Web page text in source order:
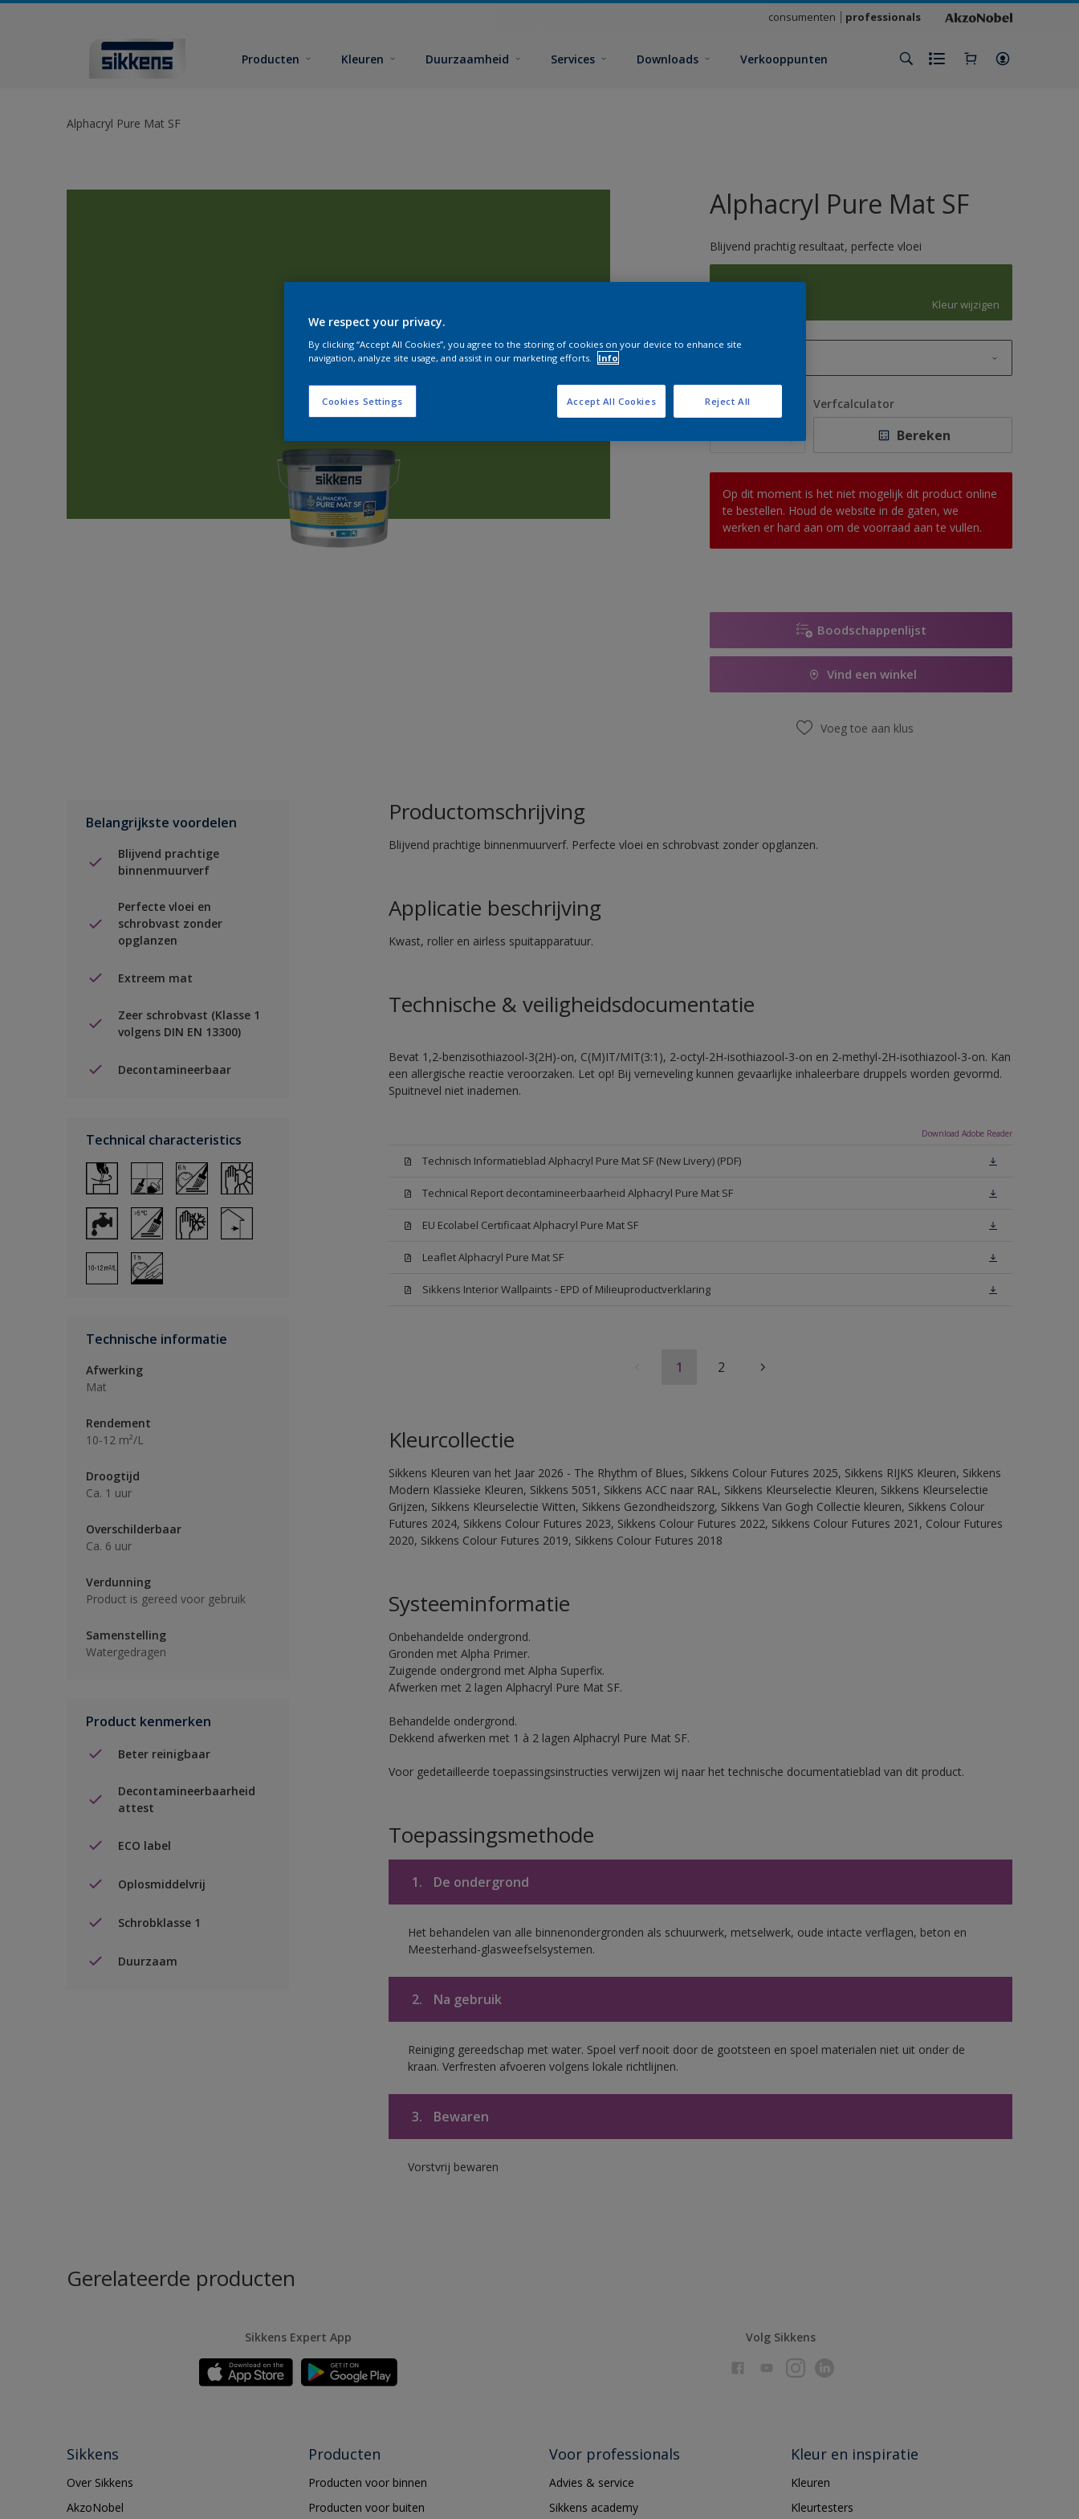
consumenten professionals
Producten Kleuren Duurzaamheid Services Downloads Verkooppunten
Alphacryl Pure Mat SF
Alphacryl Pure Mat SF
Blijvend prachtig resultaat, perfecte vloei
6017
Kleur wijzigen
1 L
2,5 L
10 L
Aantal Verfcalculator
Bereken
Op dit moment is het niet mogelijk dit product online
te bestellen. Houd de website in de gaten, we
werken er hard aan om de voorraad aan te vullen.
Boodschappenlijst
Vind een winkel
Voeg toe aan klus
Belangrijkste voordelen
Blijvend prachtige
binnenmuurverf
Perfecte vloei en
schrobvast zonder
opglanzen
Extreem mat
Zeer schrobvast (Klasse 1
volgens DIN EN 13300)
Decontamineerbaar
Technical characteristics
Technische informatie
Afwerking
Mat
Rendement
10-12 m²/L
Droogtijd
Ca. 1 uur
Overschilderbaar
Ca. 6 uur
Verdunning
Product is gereed voor gebruik
Samenstelling
Watergedragen
Product kenmerken
Beter reinigbaar
Decontamineerbaarheid
attest
ECO label
Oplosmiddelvrij
Schrobklasse 1
Duurzaam
Productomschrijving
Blijvend prachtige binnenmuurverf. Perfecte vloei en schrobvast zonder opglanzen.
Applicatie beschrijving
Kwast, roller en airless spuitapparatuur.
Technische & veiligheidsdocumentatie
Bevat 1,2-benzisothiazool-3(2H)-on, C(M)IT/MIT(3:1), 2-octyl-2H-isothiazool-3-on en 2-methyl-2H-isothiazool-3-on. Kan
een allergische reactie veroorzaken. Let op! Bij verneveling kunnen gevaarlijke inhaleerbare druppels worden gevormd.
Spuitnevel niet inademen.
Download Adobe Reader
Technisch Informatieblad Alphacryl Pure Mat SF (New Livery) (PDF)
Technical Report decontamineerbaarheid Alphacryl Pure Mat SF
EU Ecolabel Certificaat Alphacryl Pure Mat SF
Leaflet Alphacryl Pure Mat SF
Sikkens Interior Wallpaints - EPD of Milieuproductverklaring
1 2
Kleurcollectie
Sikkens Kleuren van het Jaar 2026 - The Rhythm of Blues, Sikkens Colour Futures 2025, Sikkens RIJKS Kleuren, Sikkens
Modern Klassieke Kleuren, Sikkens 5051, Sikkens ACC naar RAL, Sikkens Kleurselectie Kleuren, Sikkens Kleurselectie
Grijzen, Sikkens Kleurselectie Witten, Sikkens Gezondheidszorg, Sikkens Van Gogh Collectie kleuren, Sikkens Colour
Futures 2024, Sikkens Colour Futures 2023, Sikkens Colour Futures 2022, Sikkens Colour Futures 2021, Colour Futures
2020, Sikkens Colour Futures 2019, Sikkens Colour Futures 2018
Systeeminformatie
Onbehandelde ondergrond.
Gronden met Alpha Primer.
Zuigende ondergrond met Alpha Superfix.
Afwerken met 2 lagen Alphacryl Pure Mat SF.
Behandelde ondergrond.
Dekkend afwerken met 1 à 2 lagen Alphacryl Pure Mat SF.
Voor gedetailleerde toepassingsinstructies verwijzen wij naar het technische documentatieblad van dit product.
Toepassingsmethode
1. De ondergrond
Het behandelen van alle binnenondergronden als schuurwerk, metselwerk, oude intacte verflagen, beton en
Meesterhand-glasweefselsystemen.
2. Na gebruik
Reiniging gereedschap met water. Spoel verf nooit door de gootsteen en spoel materialen niet uit onder de
kraan. Verfresten afvoeren volgens lokale richtlijnen.
3. Bewaren
Vorstvrij bewaren
Gerelateerde producten
Sikkens Expert App Volg Sikkens
Sikkens
Over Sikkens
AkzoNobel
Producten
Producten voor binnen
Producten voor buiten
Voor professionals
Advies & service
Sikkens academy
Kleur en inspiratie
Kleuren
Kleurtesters
We respect your privacy.
By clicking “Accept All Cookies”, you agree to the storing of cookies on your device to enhance site
navigation, analyze site usage, and assist in our marketing efforts.
Info
Cookies Settings Reject All
Accept All Cookies